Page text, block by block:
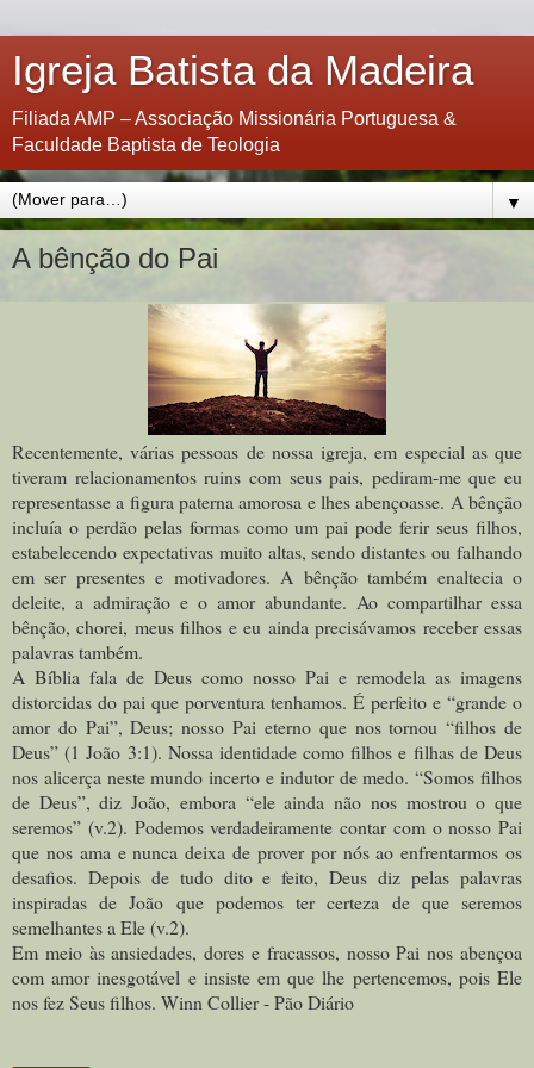
Igreja Batista da Madeira
Filiada AMP – Associação Missionária Portuguesa &
Faculdade Baptista de Teologia
▼
A bênção do Pai
Recentemente, várias pessoas de nossa igreja, em especial as que
tiveram relacionamentos ruins com seus pais, pediram-me que eu
representasse a figura paterna amorosa e lhes abençoasse. A bênção
incluía o perdão pelas formas como um pai pode ferir seus filhos,
estabelecendo expectativas muito altas, sendo distantes ou falhando
em ser presentes e motivadores. A bênção também enaltecia o
deleite, a admiração e o amor abundante. Ao compartilhar essa
bênção, chorei, meus filhos e eu ainda precisávamos receber essas
palavras também.
A Bíblia fala de Deus como nosso Pai e remodela as imagens
distorcidas do pai que porventura tenhamos. É perfeito e “grande o
amor do Pai”, Deus; nosso Pai eterno que nos tornou “filhos de
Deus” (1 João 3:1). Nossa identidade como filhos e filhas de Deus
nos alicerça neste mundo incerto e indutor de medo. “Somos filhos
de Deus”, diz João, embora “ele ainda não nos mostrou o que
seremos” (v.2). Podemos verdadeiramente contar com o nosso Pai
que nos ama e nunca deixa de prover por nós ao enfrentarmos os
desafios. Depois de tudo dito e feito, Deus diz pelas palavras
inspiradas de João que podemos ter certeza de que seremos
semelhantes a Ele (v.2).
Em meio às ansiedades, dores e fracassos, nosso Pai nos abençoa
com amor inesgotável e insiste em que lhe pertencemos, pois Ele
nos fez Seus filhos. Winn Collier - Pão Diário